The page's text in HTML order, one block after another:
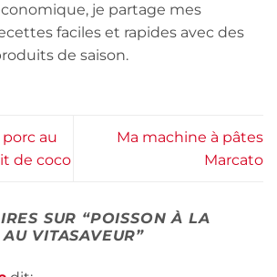
je partage mes
faciles et rapides avec des
de saison.
au
de coco
Ma machine à pâtes
Marcato
SUR “POISSON À LA
VITASAVEUR”